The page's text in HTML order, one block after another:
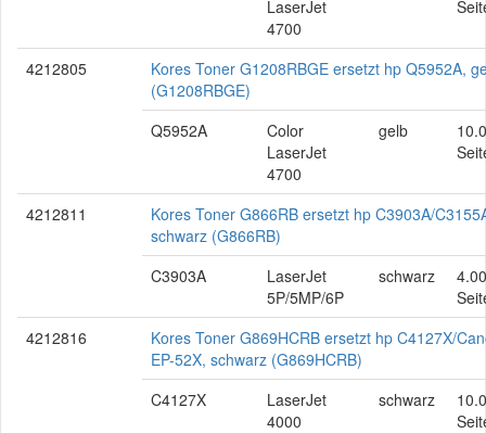
LaserJet
4700
4212805
Kores Toner G1208RBGE ersetzt hp Q5952A,
(G1208RBGE)
Q5952A
Color
LaserJet
4700
gelb
4212811
Kores Toner G866RB ersetzt hp C3903A/
schwarz (G866RB)
C3903A
LaserJet
5P/5MP/6P
schwarz
4212816
Kores Toner G869HCRB ersetzt hp C4127X/
EP-52X, schwarz (G869HCRB)
C4127X
LaserJet
4000
schwarz